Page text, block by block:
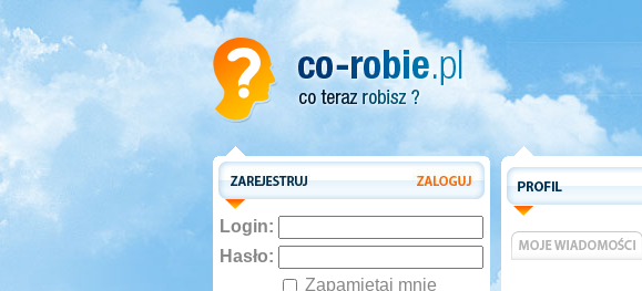
Login:
Hasło:
Zapamiętaj mnie